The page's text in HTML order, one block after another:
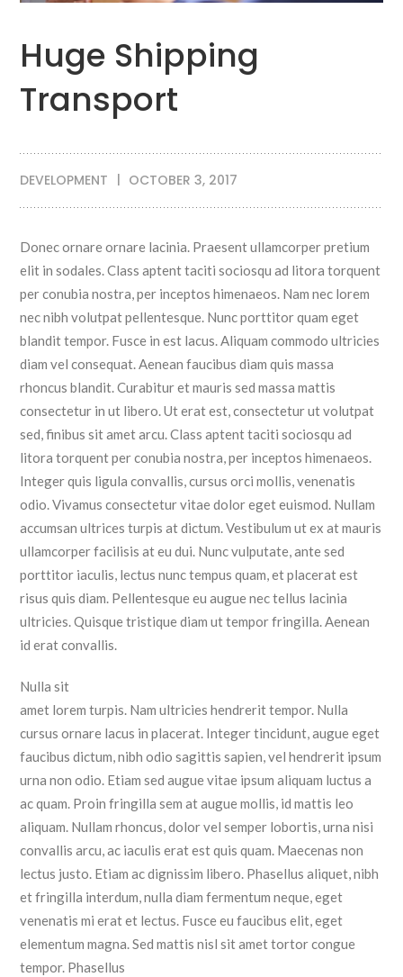
Huge Shipping
Transport
DEVELOPMENT OCTOBER 3, 2017
Donec ornare ornare lacinia. Praesent ullamcorper pretium
elit in sodales. Class aptent taciti sociosqu ad litora torquent
per conubia nostra, per inceptos himenaeos. Nam nec lorem
nec nibh volutpat pellentesque. Nunc porttitor quam eget
blandit tempor. Fusce in est lacus. Aliquam commodo ultricies
diam vel consequat. Aenean faucibus diam quis massa
rhoncus blandit. Curabitur et mauris sed massa mattis
consectetur in ut libero. Ut erat est, consectetur ut volutpat
sed, finibus sit amet arcu. Class aptent taciti sociosqu ad
litora torquent per conubia nostra, per inceptos himenaeos.
Integer quis ligula convallis, cursus orci mollis, venenatis
odio. Vivamus consectetur vitae dolor eget euismod. Nullam
accumsan ultrices turpis at dictum. Vestibulum ut ex at mauris
ullamcorper facilisis at eu dui. Nunc vulputate, ante sed
porttitor iaculis, lectus nunc tempus quam, et placerat est
risus quis diam. Pellentesque eu augue nec tellus lacinia
ultricies. Quisque tristique diam ut tempor fringilla. Aenean
id erat convallis.
Nulla sit
amet lorem turpis. Nam ultricies hendrerit tempor. Nulla
cursus ornare lacus in placerat. Integer tincidunt, augue eget
faucibus dictum, nibh odio sagittis sapien, vel hendrerit ipsum
urna non odio. Etiam sed augue vitae ipsum aliquam luctus a
ac quam. Proin fringilla sem at augue mollis, id mattis leo
aliquam. Nullam rhoncus, dolor vel semper lobortis, urna nisi
convallis arcu, ac iaculis erat est quis quam. Maecenas non
lectus justo. Etiam ac dignissim libero. Phasellus aliquet, nibh
et fringilla interdum, nulla diam fermentum neque, eget
venenatis mi erat et lectus. Fusce eu faucibus elit, eget
elementum magna. Sed mattis nisl sit amet tortor congue
tempor. Phasellus